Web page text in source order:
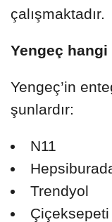
çalışmaktadır.
Yengeç
Yengeç’in
şunlardır:
N11
Trendyol
Çiçeksepeti